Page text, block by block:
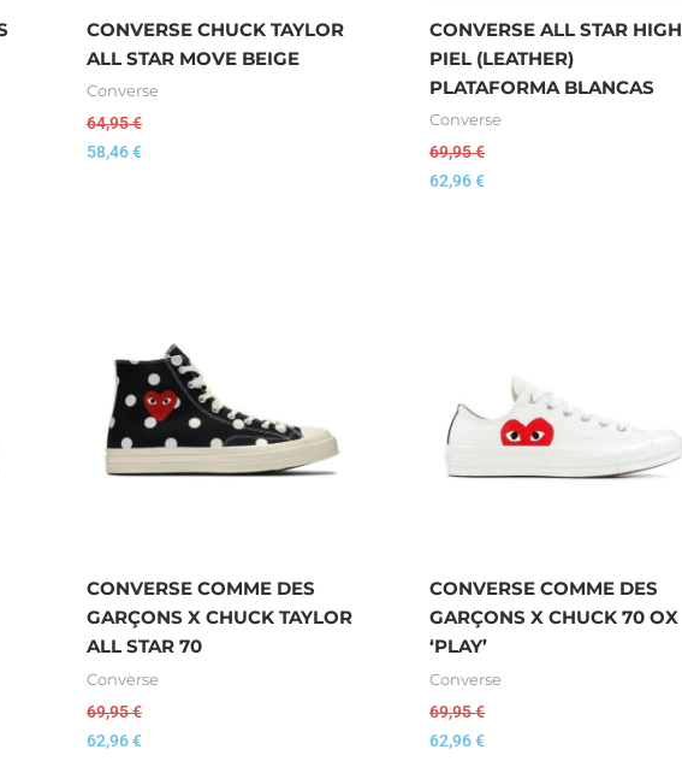
CONVERSE CHUCK TAYLOR
ALL STAR MOVE BEIGE
Converse
64,95€
58,46€
CONVERSE ALL STAR HIGH
PIEL (LEATHER)
PLATAFORMA BLANCAS
Converse
69,95€
62,96€
CONVERSE COMME DES
GARÇONS X CHUCK TAYLOR
ALL STAR 70
Converse
69,95€
62,96€
CONVERSE COMME DES
GARÇONS X CHUCK 70 OX
‘PLAY’
Converse
69,95€
62,96€